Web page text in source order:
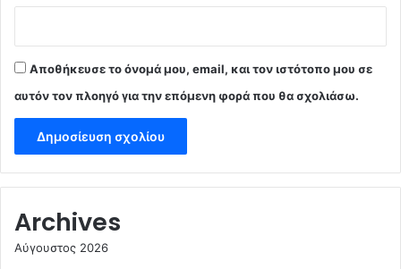
Αποθήκευσε το όνομά μου, email, και τον ιστότοπο μου σε
αυτόν τον πλοηγό για την επόμενη φορά που θα σχολιάσω.
Archives
Αύγουστος 2026